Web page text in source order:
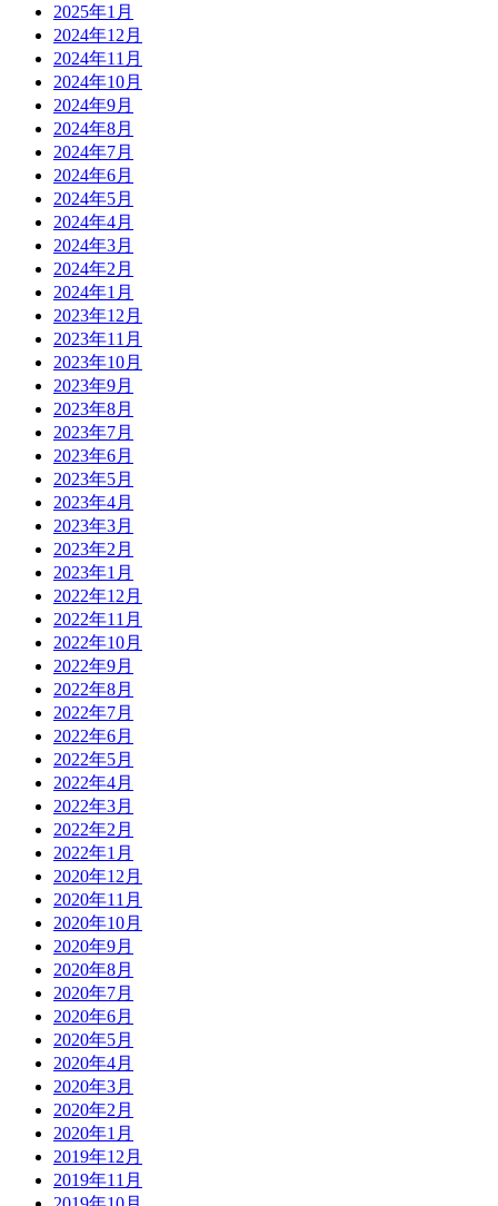
2025年1月
2024年12月
2024年11月
2024年10月
2024年9月
2024年8月
2024年7月
2024年6月
2024年5月
2024年4月
2024年3月
2024年2月
2024年1月
2023年12月
2023年11月
2023年10月
2023年9月
2023年8月
2023年7月
2023年6月
2023年5月
2023年4月
2023年3月
2023年2月
2023年1月
2022年12月
2022年11月
2022年10月
2022年9月
2022年8月
2022年7月
2022年6月
2022年5月
2022年4月
2022年3月
2022年2月
2022年1月
2020年12月
2020年11月
2020年10月
2020年9月
2020年8月
2020年7月
2020年6月
2020年5月
2020年4月
2020年3月
2020年2月
2020年1月
2019年12月
2019年11月